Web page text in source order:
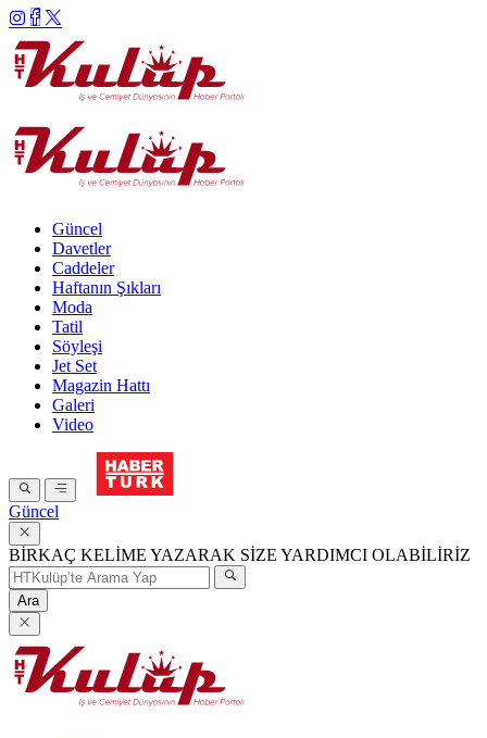
Güncel
Davetler
Caddeler
Haftanın Şıkları
Moda
Tatil
Söyleşi
Jet Set
Magazin Hattı
Galeri
Video
Güncel
BİRKAÇ KELİME YAZARAK SİZE YARDIMCI OLABİLİRİZ
Ara